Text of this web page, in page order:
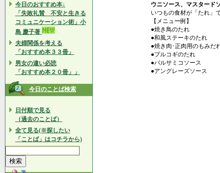
今日のおすすめ本↓
「失敗礼賛 不安と生きる
コミュニケーション術」小
島 慶子著
夫婦関係を考える
「おすすめ本３３冊」
男女の違い必読
「おすすめ本２０冊」」
今日のことば検索
日付順で見る
（過去のことば）
全て見る(※探したい
「ことば」はコチラから)
ウニソース、マスタード
いつもの食材が「たれ」
【メニュー例】
●焼き鳥のたれ
●和風ステーキのたれ
●焼き肉･正肉用のもみだ
●プルコギのたれ
●バルサミコソース
●アングレーズソース